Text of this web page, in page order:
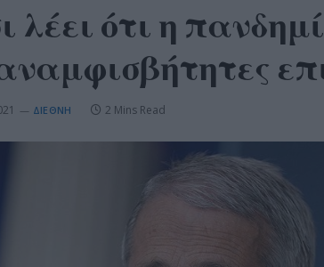
λέει ότι η
ΔΙΕΘΝΉ 2 Mins Read